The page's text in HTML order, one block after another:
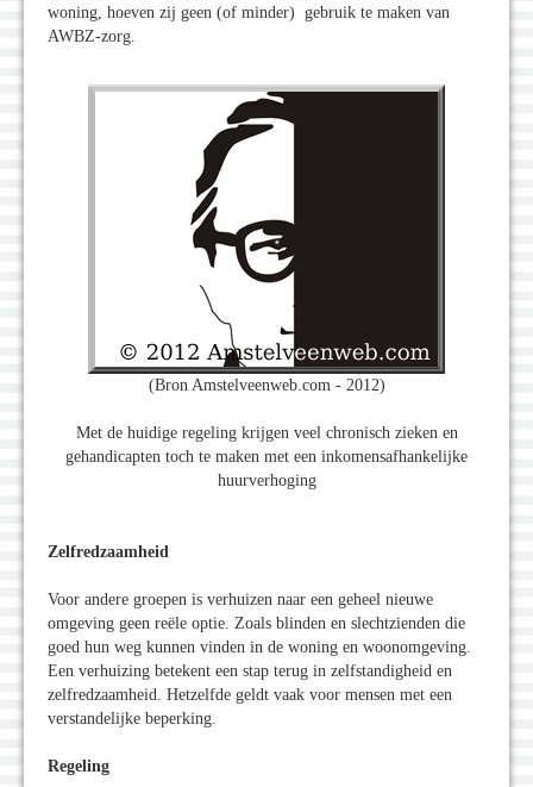
woning, hoeven zij geen (of minder) gebruik te maken van
AWBZ-zorg.
(Bron Amstelveenweb.com - 2012)
Met de huidige regeling krijgen veel chronisch zieken en
gehandicapten toch te maken met een inkomensafhankelijke
huurverhoging
Zelfredzaamheid
Voor andere groepen is verhuizen naar een geheel nieuwe
omgeving geen reële optie. Zoals blinden en slechtzienden die
goed hun weg kunnen vinden in de woning en woonomgeving.
Een verhuizing betekent een stap terug in zelfstandigheid en
zelfredzaamheid. Hetzelfde geldt vaak voor mensen met een
verstandelijke beperking.
Regeling